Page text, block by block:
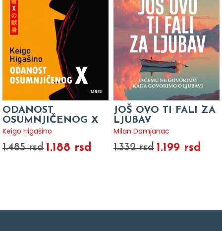
ODANOST
OSUMNJIČENOG X
Keigo Higašino
1.485 rsd 1.188 rsd
JOŠ OVO TI FALI ZA
LJUBAV
Milan Damjanac
1.332 rsd 1.199 rsd